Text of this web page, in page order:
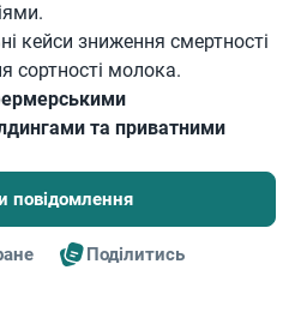
кейси зниження смертності
сортності молока.
та приватними
повідомлення
Поділитись